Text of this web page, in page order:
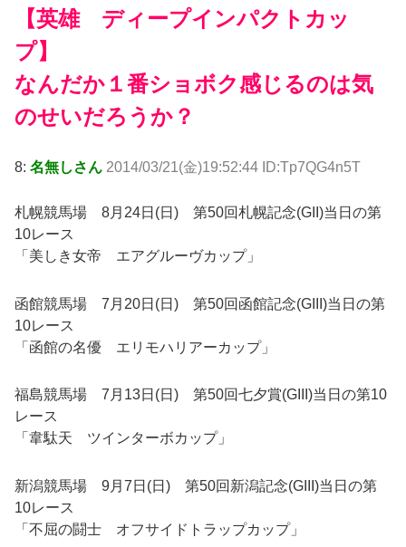
【英雄 ディープインパクトカッ
プ】
なんだか１番ショボク感じるのは気
のせいだろうか？
8: 名無しさん 2014/03/21(金)19:52:44 ID:Tp7QG4n5T
札幌競馬場 8月24日(日) 第50回札幌記念(GII)当日の第
10レース
「美しき女帝 エアグルーヴカップ」
函館競馬場 7月20日(日) 第50回函館記念(GIII)当日の第
10レース
「函館の名優 エリモハリアーカップ」
福島競馬場 7月13日(日) 第50回七夕賞(GIII)当日の第10
レース
「韋駄天 ツインターボカップ」
新潟競馬場 9月7日(日) 第50回新潟記念(GIII)当日の第
10レース
「不屈の闘士 オフサイドトラップカップ」